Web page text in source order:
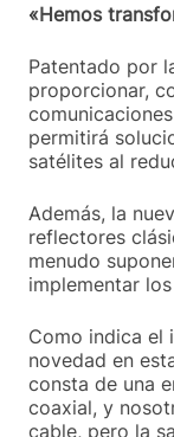
«Hemos
Patentado por
proporcionar,
permitirá
satélites al
Además, la
reflectores
menudo
implementar
Como indica el
novedad en
consta de una
coaxial, y
cable, pero la